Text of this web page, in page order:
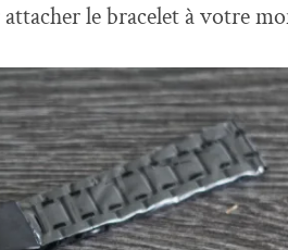
le bracelet à votre